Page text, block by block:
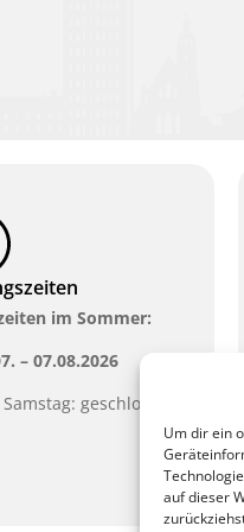
Um dir ein
auf dieser
im Sommer:
– 07.08.2026
geschlossen